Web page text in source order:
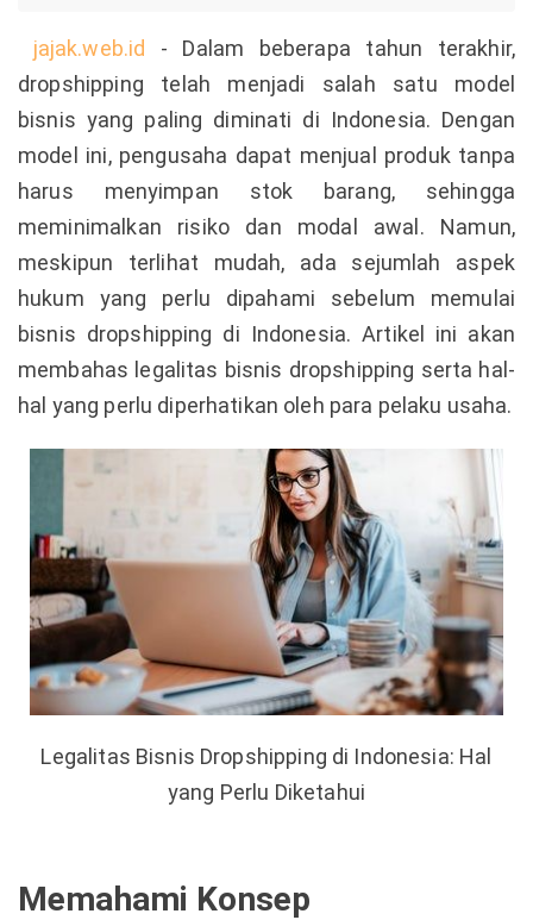
jajak.web.id
- Dalam beberapa tahun terakhir,
dropshipping telah menjadi salah satu model
bisnis yang paling diminati di Indonesia. Dengan
model ini, pengusaha dapat menjual produk tanpa
harus menyimpan stok barang, sehingga
meminimalkan risiko dan modal awal. Namun,
meskipun terlihat mudah, ada sejumlah aspek
hukum yang perlu dipahami sebelum memulai
bisnis dropshipping di Indonesia. Artikel ini akan
membahas legalitas bisnis dropshipping serta hal-
hal yang perlu diperhatikan oleh para pelaku usaha.
Legalitas Bisnis Dropshipping di Indonesia: Hal
yang Perlu Diketahui
Memahami Konsep